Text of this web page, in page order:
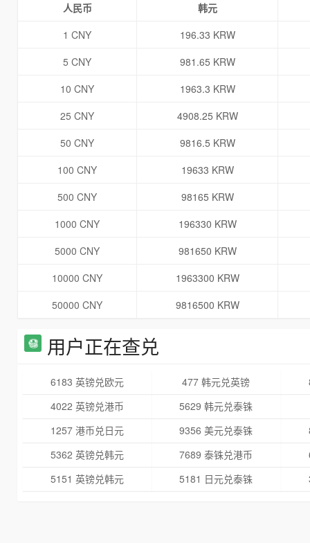
人民币
韩元
1 CNY
196.33 KRW
5 CNY
981.65 KRW
10 CNY
1963.3 KRW
25 CNY
4908.25 KRW
50 CNY
9816.5 KRW
100 CNY
19633 KRW
500 CNY
98165 KRW
1000 CNY
196330 KRW
5000 CNY
981650 KRW
10000 CNY
1963300 KRW
50000 CNY
9816500 KRW
用户正在查兑
6183 英镑兑欧元 477 韩元兑英镑
4022 英镑兑港币
5629 韩元兑泰铢
1257 港币兑日元
9356 美元兑泰铢
5362 英镑兑韩元
7689 泰铢兑港币
5151 英镑兑韩元
5181 日元兑泰铢